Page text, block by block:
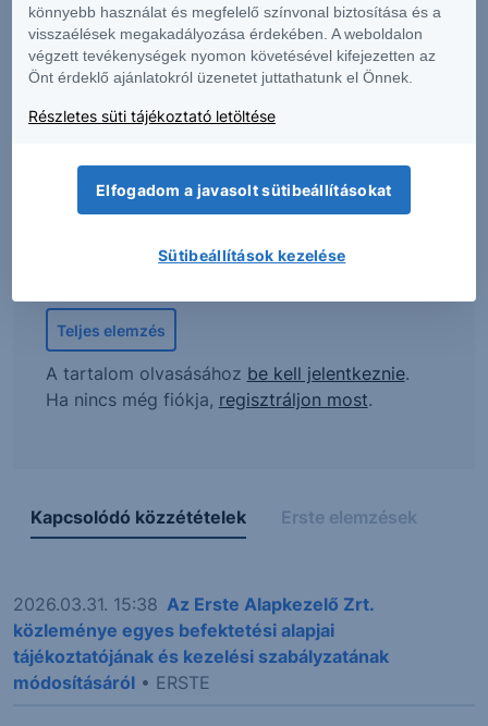
Kiemelt tartalmunk
MOL: Az erős működési
teljesítmény ellensúlyozhatta a
devizaárfolyam-hatások okozta
ellenszelet
Teljes elemzés
A tartalom olvasásához be kell jelentkeznie.
Ha nincs még fiókja, regisztráljon most.
Kapcsolódó közzétételek Erste elemzések
2026.03.31. 15:38 Az Erste Alapkezelő Zrt.
közleménye egyes befektetési alapjai
tájékoztatójának és kezelési szabályzatának
módosításáról • ERSTE
könnyebb használat és megfelelő színvonal biztosítása és a
visszaélések megakadályozása érdekében. A weboldalon
végzett tevékenységek nyomon követésével kifejezetten az
Önt érdeklő ajánlatokról üzenetet juttathatunk el Önnek.
Részletes süti tájékoztató letöltése
Elfogadom a javasolt sütibeállításokat
Sütibeállítások kezelése